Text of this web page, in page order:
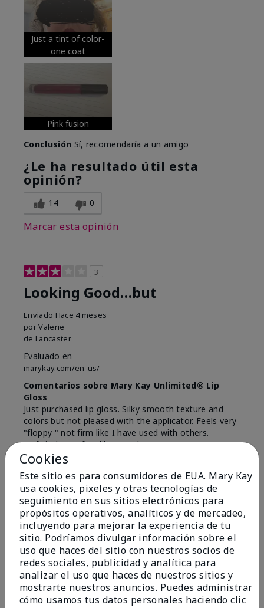
Just a tint of color-
one coat
Pink fusion
Conclusión Sí, recomendaría a un amigo
¿Le ha resultado útil esta
opinión?
14 0
Marcar esta opinión
3
Looking Good…but
Enviado Hace 4 meses
porValerie
de Lancaster
Evaluado en
marykay.com/en-us/
Comentarios sobre Mary Kay Unlimited® Lip
Gloss
Just purchased lip gloss. Silky smooth texture and
colors but not pleased with the applicator. Feels very
"floppy " not firm like I have used with others.
Definitely not firm like samples were.
Mostrar Traducción
ConclusiónSí, recomendaría a un amigo
¿Le ha resultado útil esta
opinión?
8 1
Marcar esta opinión
Cookies
Este sitio es para consumidores de EUA. Mary Kay
usa cookies, pixeles y otras tecnologías de
seguimiento en sus sitios electrónicos para
propósitos operativos, analíticos y de mercadeo,
incluyendo para mejorar la experiencia de tu
sitio. Podríamos divulgar información sobre el
uso que haces del sitio con nuestros socios de
redes sociales, publicidad y analítica para
analizar el uso que haces de nuestros sitios y
mostrarte nuestros anuncios. Puedes administrar
cómo usamos tus datos personales haciendo clic